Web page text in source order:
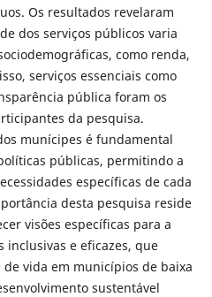
Os resultados revelaram
dos serviços públicos varia
como renda,
serviços essenciais como
pública foram os
da pesquisa.
munícipes é fundamental
públicas, permitindo a
específicas de cada
desta pesquisa reside
visões específicas para a
inclusivas e eficazes, que
vida em municípios de baixa
sustentável